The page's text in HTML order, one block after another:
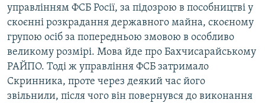
управлінням ФСБ Росії, за підозрою в пособництві у
скоєнні розкрадання державного майна, скоєному
групою осіб за попередньою змовою в особливо
великому розмірі. Мова йде про Бахчисарайському
РАЙПО. Тоді ж управління ФСБ затримало
Скринника, проте через деякий час його
звільнили, після чого він повернувся до виконання